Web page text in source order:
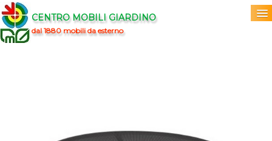
CENTRO MOBILI GIARDINO
dal 1880 mobili da esterno